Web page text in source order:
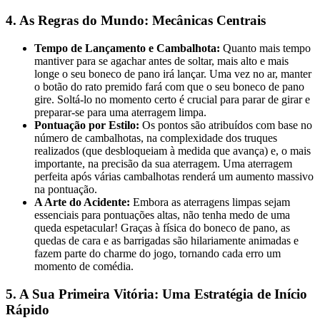
4. As Regras do Mundo: Mecânicas Centrais
Tempo de Lançamento e Cambalhota: Quanto mais tempo
mantiver para se agachar antes de soltar, mais alto e mais
longe o seu boneco de pano irá lançar. Uma vez no ar, manter
o botão do rato premido fará com que o seu boneco de pano
gire. Soltá-lo no momento certo é crucial para parar de girar e
preparar-se para uma aterragem limpa.
Pontuação por Estilo: Os pontos são atribuídos com base no
número de cambalhotas, na complexidade dos truques
realizados (que desbloqueiam à medida que avança) e, o mais
importante, na precisão da sua aterragem. Uma aterragem
perfeita após várias cambalhotas renderá um aumento massivo
na pontuação.
A Arte do Acidente: Embora as aterragens limpas sejam
essenciais para pontuações altas, não tenha medo de uma
queda espetacular! Graças à física do boneco de pano, as
quedas de cara e as barrigadas são hilariamente animadas e
fazem parte do charme do jogo, tornando cada erro um
momento de comédia.
5. A Sua Primeira Vitória: Uma Estratégia de Início
Rápido